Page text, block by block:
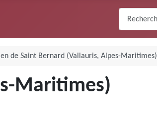
de Saint Bernard (Vallauris, Alpes-Maritimes)
Maritimes)